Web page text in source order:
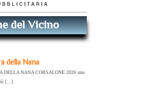
del Vicino
della Nana
DELLA NANA CORSALONE 2026 una
[…]